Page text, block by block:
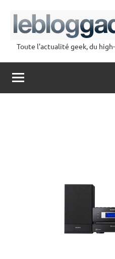
contenu
lebloggadget
Toute l'actualité geek, du